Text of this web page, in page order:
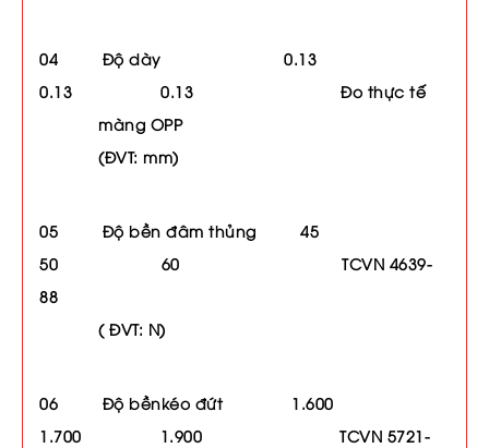
04 Độ dày 0.13
0.13 0.13 Đo thực tế
màng OPP
(ĐVT: mm)
05 Độ bền đâm thủng 45
50 60 TCVN 4639-
88
( ĐVT: N)
06 Độ bềnkéo đứt 1.600
1.700 1.900 TCVN 5721-